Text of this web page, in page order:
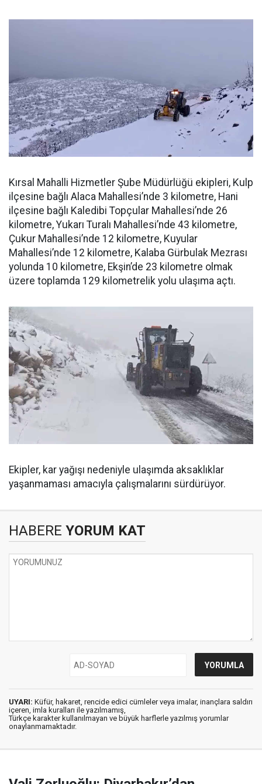
Kırsal Mahalli Hizmetler Şube Müdürlüğü ekipleri, Kulp
ilçesine bağlı Alaca Mahallesi’nde 3 kilometre, Hani
ilçesine bağlı Kaledibi Topçular Mahallesi’nde 26
kilometre, Yukarı Turalı Mahallesi’nde 43 kilometre,
Çukur Mahallesi’nde 12 kilometre, Kuyular
Mahallesi’nde 12 kilometre, Kalaba Gürbulak Mezrası
yolunda 10 kilometre, Ekşin’de 23 kilometre olmak
üzere toplamda 129 kilometrelik yolu ulaşıma açtı.
Ekipler, kar yağışı nedeniyle ulaşımda aksaklıklar
yaşanmaması amacıyla çalışmalarını sürdürüyor.
HABERE YORUM KAT
UYARI: Küfür, hakaret, rencide edici cümleler veya imalar, inançlara saldırı
içeren, imla kuralları ile yazılmamış,
Türkçe karakter kullanılmayan ve büyük harflerle yazılmış yorumlar
onaylanmamaktadır.